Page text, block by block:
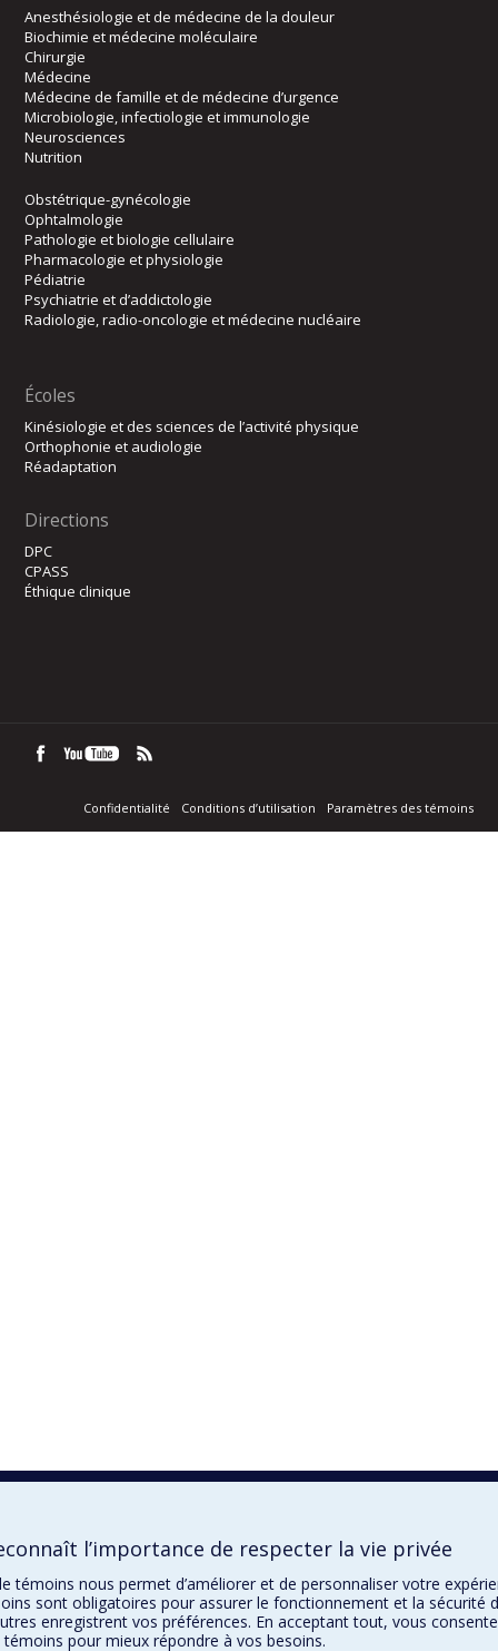
Anesthésiologie et de médecine de la douleur
Biochimie et médecine moléculaire
Chirurgie
Médecine
Médecine de famille et de médecine d’urgence
Microbiologie, infectiologie et immunologie
Neurosciences
Nutrition
Obstétrique-gynécologie
Ophtalmologie
Pathologie et biologie cellulaire
Pharmacologie et physiologie
Pédiatrie
Psychiatrie et d’addictologie
Radiologie, radio-oncologie et médecine nucléaire
Écoles
Kinésiologie et des sciences de l’activité physique
Orthophonie et audiologie
Réadaptation
Directions
DPC
CPASS
Éthique clinique
Confidentialité Conditions d’utilisation Paramètres des témoins
l’importance de respecter la vie privée
témoins nous permet d’améliorer et de personnaliser votre
sont obligatoires pour assurer le fonctionnement et la sécurité
enregistrent vos préférences. En acceptant tout, vous
pour mieux répondre à vos besoins.